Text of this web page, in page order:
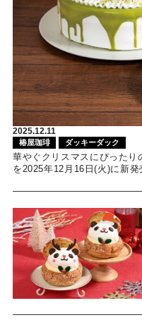
2025.12.11
椿屋珈琲 ダッキーダック
華やぐクリスマスにぴったり
を2025年12月16日(火)に新発